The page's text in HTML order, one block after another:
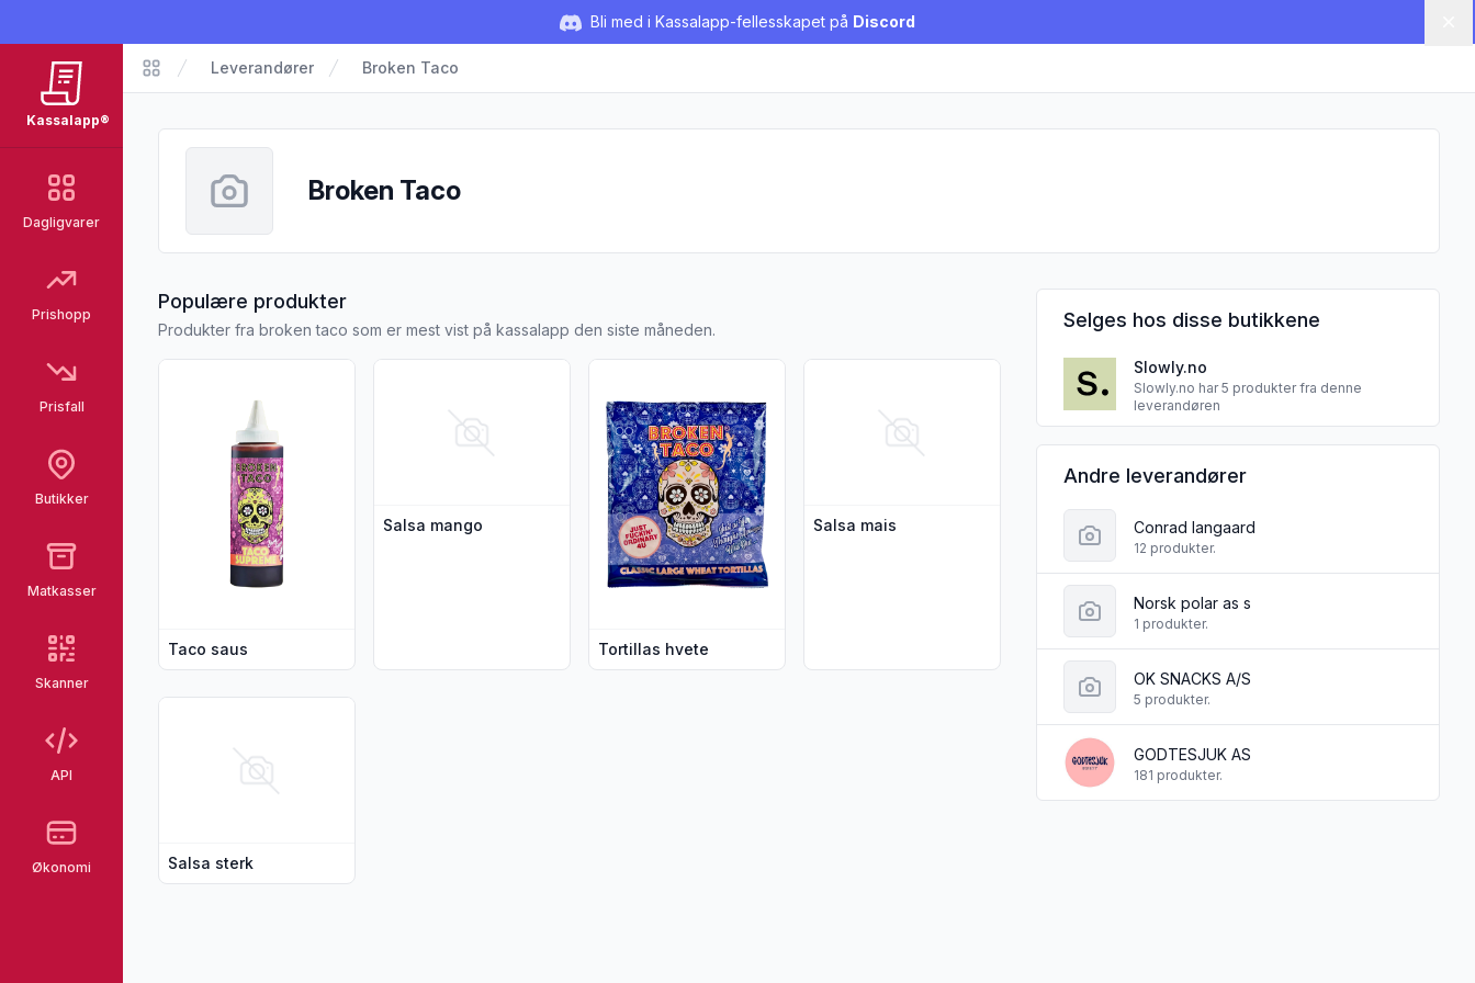
Bli med i Kassalapp-fellesskapet på Discord
Kassalapp®
Dagligvarer
Prishopp
Prisfall
Butikker
Matkasser
Skanner
API
Økonomi
Kassalapp
Leverandører Broken Taco
Broken Taco
Populære produkterfra Broken Taco
Produkter fra broken taco som er mest vist på kassalapp den siste måneden.
Taco saus
Salsa mango
Tortillas hvete
Salsa mais
Vis flere detaljer for produktet "Salsa mais"
Salsa sterk
Selges hos disse butikkene
Slowly.no
Slowly.no har 5 produkter fra denne
leverandøren
Andre leverandører
Conrad langaard
12 produkter.
Norsk polar as s
1 produkter.
OK SNACKS A/S
5 produkter.
GODTESJUK AS
181 produkter.